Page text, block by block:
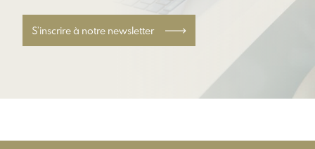
S’inscrire à notre newsletter